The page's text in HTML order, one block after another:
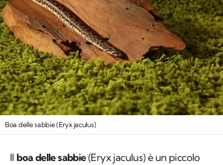
Boa delle sabbie (Eryx jaculus)
Il boa delle sabbie(Eryx jaculus) è un piccolo